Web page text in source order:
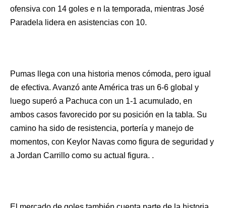
ofensiva con 14 goles e n la temporada, mientras José
Paradela lidera en asistencias con 10.
Pumas llega con una historia menos cómoda, pero igual
de efectiva. Avanzó ante América tras un 6-6 global y
luego superó a Pachuca con un 1-1 acumulado, en
ambos casos favorecido por su posición en la tabla. Su
camino ha sido de resistencia, portería y manejo de
momentos, con Keylor Navas como figura de seguridad y
a Jordan Carrillo como su actual figura. .